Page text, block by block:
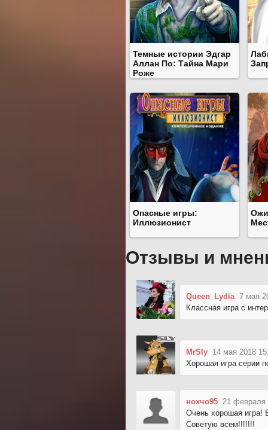
Темные истории Эдгар
Аллан По: Тайна Мари
Роже
Опасные игры:
Иллюзионист
Отзывы и
Queen_Lydia 7 мая
Классная игра с
MrSly 14 мая 2018
Хорошая игра серии
нохчо95 21 февраля
Очень хорошая игра!
Советую всем!!!!!!!